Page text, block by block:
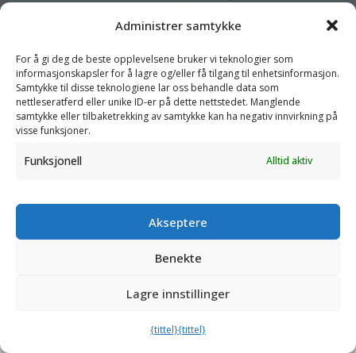
Administrer samtykke
For å gi deg de beste opplevelsene bruker vi teknologier som
informasjonskapsler for å lagre og/eller få tilgang til enhetsinformasjon.
Samtykke til disse teknologiene lar oss behandle data som
nettleseratferd eller unike ID-er på dette nettstedet. Manglende
samtykke eller tilbaketrekking av samtykke kan ha negativ innvirkning på
visse funksjoner.
Funksjonell Alltid aktiv
Akseptere
Benekte
Lagre innstillinger
{tittel}{tittel}
Vi har som mål å forenkle kundenes forretningsdrift, fremme
produkter og tjenester.
Som spesialister samarbeider vi med våre partnere for å
designe emballasjeprodukter som prioriterer sirkularitet. Vi har
behov, og betjene både lokale og globale markeder.
PERSONVERNERKLÆRING